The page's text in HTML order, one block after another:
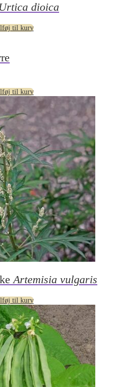
Urtica dioica
til kurv
til kurv
Artemisia vulgaris
til kurv